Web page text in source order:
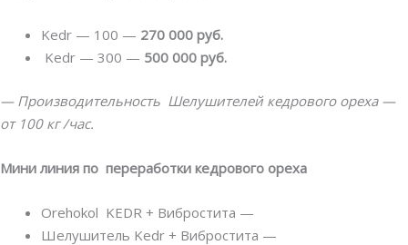
Kedr — 100 — 270 000 руб.
Kedr — 300 — 500 000 руб.
— Производительность Шелушителей кедрового ореха —
от 100 кг /час.
Мини линия по переработки кедрового ореха
Orehokol KEDR + Вибростита —
Шелушитель Kedr + Вибростита —